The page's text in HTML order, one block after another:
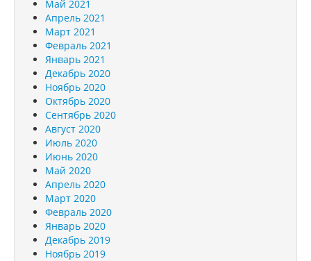
Май 2021
Апрель 2021
Март 2021
Февраль 2021
Январь 2021
Декабрь 2020
Ноябрь 2020
Октябрь 2020
Сентябрь 2020
Август 2020
Июль 2020
Июнь 2020
Май 2020
Апрель 2020
Март 2020
Февраль 2020
Январь 2020
Декабрь 2019
Ноябрь 2019